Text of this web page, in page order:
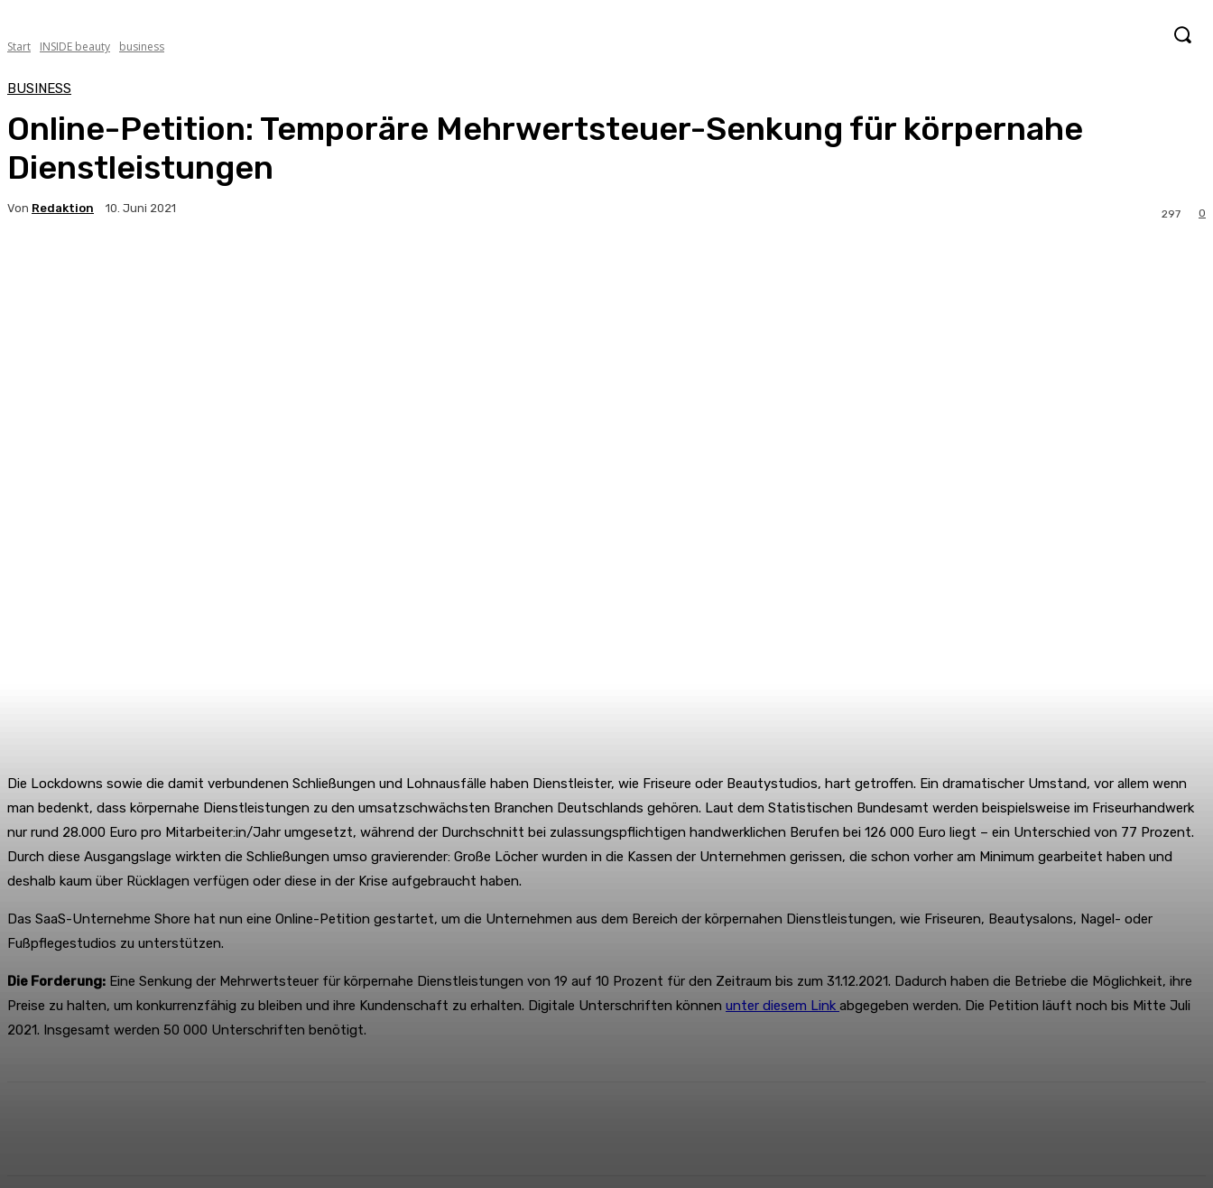
Start INSIDE beauty business
BUSINESS
Online-Petition: Temporäre Mehrwertsteuer-Senkung für körpernahe
Dienstleistungen
Von Redaktion 10. Juni 2021 0
297
Die Lockdowns sowie die damit verbundenen Schließungen und Lohnausfälle haben Dienstleister, wie Friseure oder Beautystudios, hart getroffen. Ein dramatischer Umstand, vor allem wenn
man bedenkt, dass körpernahe Dienstleistungen zu den umsatzschwächsten Branchen Deutschlands gehören. Laut dem Statistischen Bundesamt werden beispielsweise im Friseurhandwerk
nur rund 28.000 Euro pro Mitarbeiter:in/Jahr umgesetzt, während der Durchschnitt bei zulassungspflichtigen handwerklichen Berufen bei 126 000 Euro liegt – ein Unterschied von 77 Prozent.
Durch diese Ausgangslage wirkten die Schließungen umso gravierender: Große Löcher wurden in die Kassen der Unternehmen gerissen, die schon vorher am Minimum gearbeitet haben und
deshalb kaum über Rücklagen verfügen oder diese in der Krise aufgebraucht haben.
Das SaaS-Unternehme Shore hat nun eine Online-Petition gestartet, um die Unternehmen aus dem Bereich der körpernahen Dienstleistungen, wie Friseuren, Beautysalons, Nagel- oder
Fußpflegestudios zu unterstützen.
Die Forderung: Eine Senkung der Mehrwertsteuer für körpernahe Dienstleistungen von 19 auf 10 Prozent für den Zeitraum bis zum 31.12.2021. Dadurch haben die Betriebe die Möglichkeit, ihre
Preise zu halten, um konkurrenzfähig zu bleiben und ihre Kundenschaft zu erhalten. Digitale Unterschriften können unter diesem Link abgegeben werden. Die Petition läuft noch bis Mitte Juli
2021. Insgesamt werden 50 000 Unterschriften benötigt.